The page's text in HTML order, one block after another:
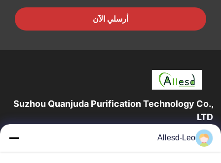
أرسلي الآن
Suzhou Quanjuda Purification Technology Co.,
LTD
16 عامًا من الخبرة ، بصفتنا مصنعًا ومصدرًا رائدًا لمنتجات البيئة والتنمية
المستدامة وغرف الأبحاث ، فإننا نقدم مجموعة كاملة من معدات
Allesd-Leo